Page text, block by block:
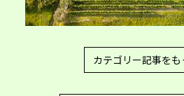
カテゴリー記事をも